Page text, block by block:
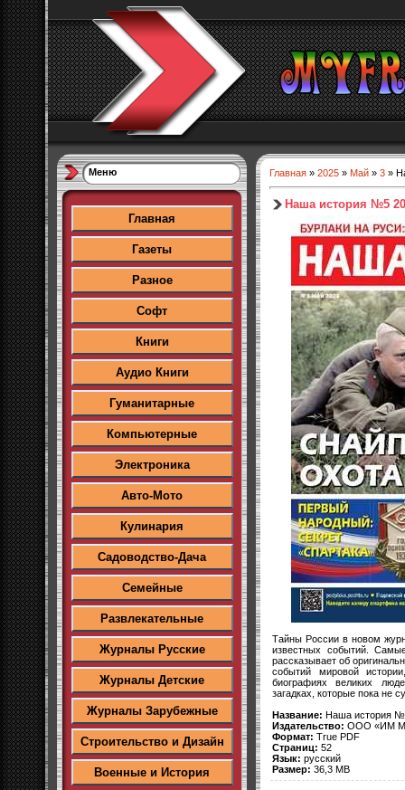
Меню
Главная
Газеты
Разное
Софт
Книги
Аудио Книги
Гуманитарные
Компьютерные
Электроника
Авто-Мото
Кулинария
Садоводство-Дача
Семейные
Развлекательные
Журналы Русские
Журналы Детские
Журналы Зарубежные
Строительство и Дизайн
Военные и История
Главная » 2025 » Май » 3 »
Наша история №5
Тайны России в новом
известных событий.
рассказывает об
событий мировой
биографиях великих
загадках, которые пока не
Название: Наша история
Издательство: ООО «ИМ
Формат: True PDF
Страниц: 52
Язык: русский
Размер: 36,3 MB